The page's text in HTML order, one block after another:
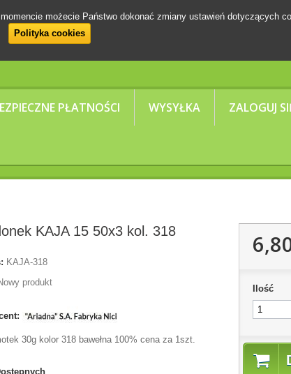
PŁATNOŚCI WYSYŁKA ZALOGUJ
możecie Państwo dokonać zmiany ustawień dotyczących
Polityka cookies
KAJA 15 50x3 kol. 318
KAJA-318
produkt
30g kolor 318 bawełna 100% cena za 1szt.
Ilość